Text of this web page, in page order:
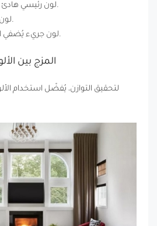
60% لون رئيسي هادئ ومريح للعين.
30% لون ثانوي مُكمل.
10% لون جريء يُضفي الحركة والتألق.
2. المزج بين
لتحقيق التوازن، يُفضّل استخدام